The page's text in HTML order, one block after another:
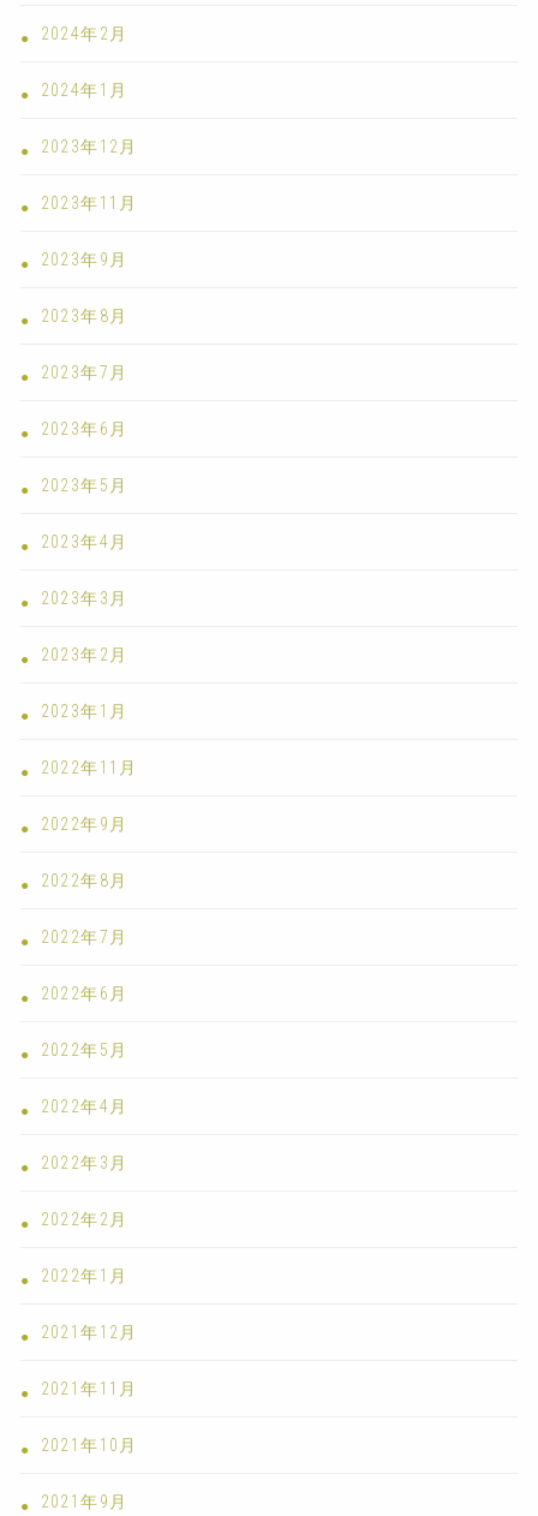
2024年2月
2024年1月
2023年12月
2023年11月
2023年9月
2023年8月
2023年7月
2023年6月
2023年5月
2023年4月
2023年3月
2023年2月
2023年1月
2022年11月
2022年9月
2022年8月
2022年7月
2022年6月
2022年5月
2022年4月
2022年3月
2022年2月
2022年1月
2021年12月
2021年11月
2021年10月
2021年9月